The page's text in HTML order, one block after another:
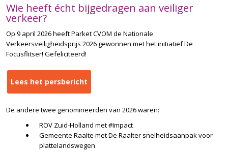
Wie heeft écht bijgedragen aan veiliger
verkeer?
Op 9 april 2026 heeft Parket CVOM de Nationale
Verkeersveiligheidsprijs 2026 gewonnen met het initiatief De
Focusflitser! Gefeliciteerd!
Lees het persbericht
De andere twee genomineerden van 2026 waren:
ROV Zuid-Holland met #Impact
Gemeente Raalte met De Raalter snelheidsaanpak voor
plattelandswegen